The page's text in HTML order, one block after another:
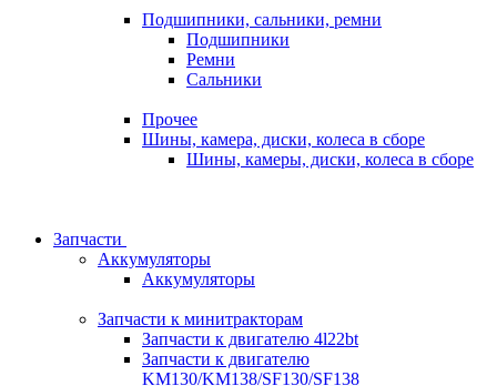
Подшипники, сальники, ремни
Подшипники
Ремни
Сальники
Прочее
Шины, камера, диски, колеса в сборе
Шины, камеры, диски, колеса в сборе
Запчасти
Аккумуляторы
Аккумуляторы
Запчасти к минитракторам
Запчасти к двигателю 4l22bt
Запчасти к двигателю
KM130/KM138/SF130/SF138